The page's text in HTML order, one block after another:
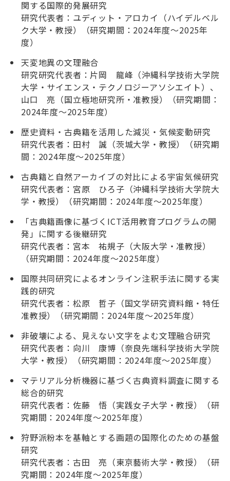
関する国際的発展研究
研究代表者：ユディット・アロカイ（ハイデルベル
ク大学・教授）（研究期間：2024年度～2025年
度）
天変地異の文理融合
研究研究代表者：片岡 龍峰（沖縄科学技術大学院
大学・サイエンス・テクノロジーアソシエイト）、
山口 亮（国立極地研究所・准教授）（研究期間：
2024年度～2025年度）
歴史資料・古典籍を活用した減災・気候変動研究
研究代表者：田村 誠（茨城大学・教授）（研究期
間：2024年度～2025年度）
古典籍と自然アーカイブの対比による宇宙気候研究
研究代表者：宮原 ひろ子（沖縄科学技術大学院大
学・教授）（研究期間：2024年度～2025年度）
「古典籍画像に基づくICT活用教育プログラムの開
発」に関する後継研究
研究代表者：宮本 祐規子（大阪大学・准教授）
（研究期間：2024年度～2025年度）
国際共同研究によるオンライン注釈手法に関する実
践的研究
研究代表者：松原 哲子（国文学研究資料館・特任
准教授）（研究期間：2024年度～2025年度）
非破壊による、見えない文字をよむ文理融合研究
研究代表者：向川 康博（奈良先端科学技術大学院
大学・教授）（研究期間：2024年度～2025年度）
マテリアル分析機器に基づく古典資料調査に関する
総合的研究
研究代表者：佐藤 悟（実践女子大学・教授）（研
究期間：2024年度～2025年度）
狩野派粉本を基軸とする画題の国際化のための基盤
研究
研究代表者：古田 亮（東京藝術大学・教授）（研
究期間：2024年度～2025年度）